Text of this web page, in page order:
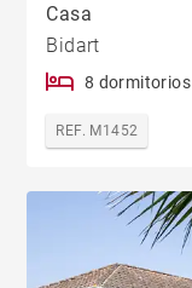
Casa
Bidart
8 dormitorios
REF. M1452